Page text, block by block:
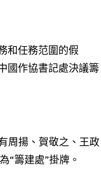
和任務范圍的假
國作協書記處決議籌
周揚、賀敬之、王政
“籌建處”掛牌。